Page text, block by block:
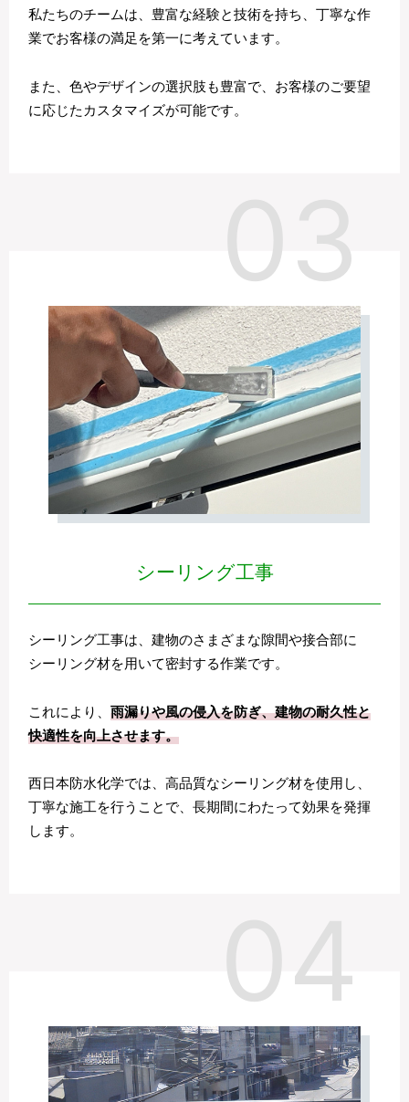
私たちのチームは、豊富な経験と技術を持ち、丁寧な作
業でお客様の満足を第一に考えています。
また、色やデザインの選択肢も豊富で、お客様のご要望
に応じたカスタマイズが可能です。
シーリング工事
シーリング工事は、建物のさまざまな隙間や接合部に
シーリング材を用いて密封する作業です。
これにより、雨漏りや風の侵入を防ぎ、建物の耐久性と
快適性を向上させます。
西日本防水化学では、高品質なシーリング材を使用し、
丁寧な施工を行うことで、長期間にわたって効果を発揮
します。